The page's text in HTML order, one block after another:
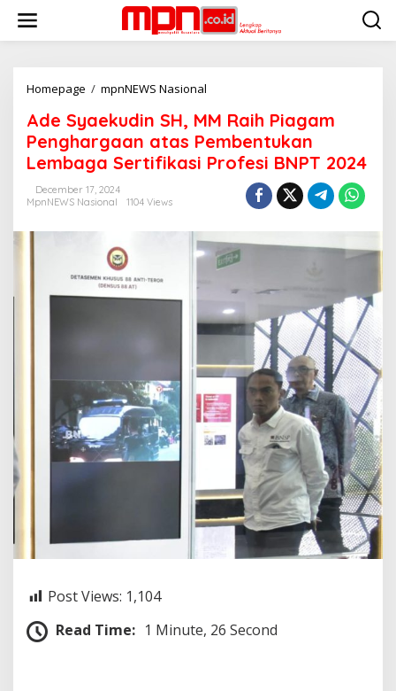
i
Homepage / mpnNEWS Nasional
e
S
y
a
i
M
a
i
h
P
i
a
m
P
g
Ade Syaekudin SH, MM Raih Piagam
Penghargaan atas Pembentukan
Lembaga Sertifikasi Profesi BNPT 2024
December 17, 2024
MpnNEWS Nasional
1104 Views
Post Views: 1,104
Read Time: 1 Minute, 26 Second